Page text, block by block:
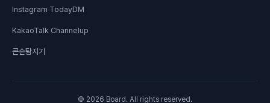
Instagram TodayDM
KakaoTalk Channelup
큰손탐지기
© 2026 Board. All rights reserved.